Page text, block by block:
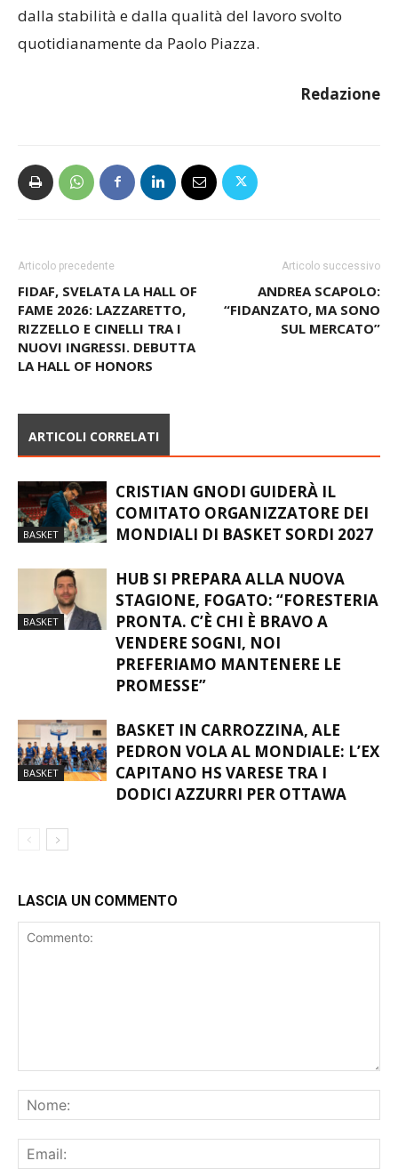
dalla stabilità e dalla qualità del lavoro svolto
quotidianamente da Paolo Piazza.
Redazione
Articolo precedente
FIDAF, SVELATA LA HALL OF
FAME 2026: LAZZARETTO,
RIZZELLO E CINELLI TRA I
NUOVI INGRESSI. DEBUTTA
LA HALL OF HONORS
Articolo successivo
ANDREA SCAPOLO:
“FIDANZATO, MA SONO
SUL MERCATO”
ARTICOLI CORRELATI
BASKET
CRISTIAN GNODI GUIDERÀ IL
COMITATO ORGANIZZATORE DEI
MONDIALI DI BASKET SORDI 2027
BASKET
HUB SI PREPARA ALLA NUOVA
STAGIONE, FOGATO: “FORESTERIA
PRONTA. C’È CHI È BRAVO A
VENDERE SOGNI, NOI
PREFERIAMO MANTENERE LE
PROMESSE”
BASKET
BASKET IN CARROZZINA, ALE
PEDRON VOLA AL MONDIALE: L’EX
CAPITANO HS VARESE TRA I
DODICI AZZURRI PER OTTAWA
LASCIA UN COMMENTO